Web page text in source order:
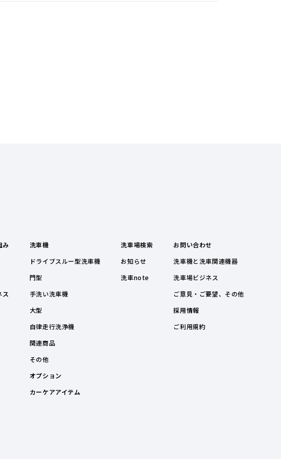
み
ス
洗車機
ドライブスルー型洗車機
門型
手洗い洗車機
大型
自律走行洗浄機
関連商品
その他
オプション
カーケアアイテム
洗車場検索
お知らせ
洗車note
お問い合わせ
洗車機と洗車関連機器
洗車場ビジネス
ご意見・ご要望、その他
採用情報
ご利用規約